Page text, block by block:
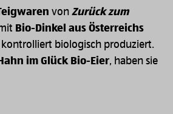
von Zurück zum
Bio-Dinkel aus Österreichs
kontrolliert biologisch produziert.
im Glück Bio-Eier, haben sie